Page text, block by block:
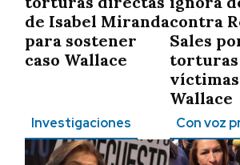
de Isabel Miranda
para sostener
caso Wallace
contra
Sales
torturas
Wallace
Investigaciones Con voz